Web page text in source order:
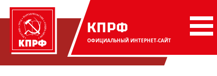
КПРФ
ОФИЦИАЛЬНЫЙ ИНТЕРНЕТ-САЙТ